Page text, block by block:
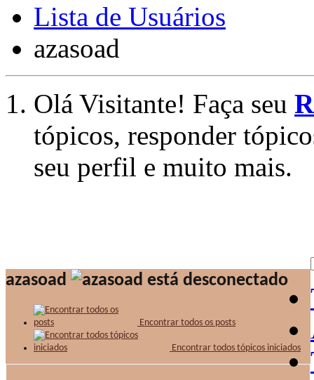
Lista de Usuários
azasoad
Olá Visitante! Faça seu
tópicos, responder
seu perfil e muito mais.
azasoad
Encontrar todos os posts
Encontrar todos tópicos iniciados